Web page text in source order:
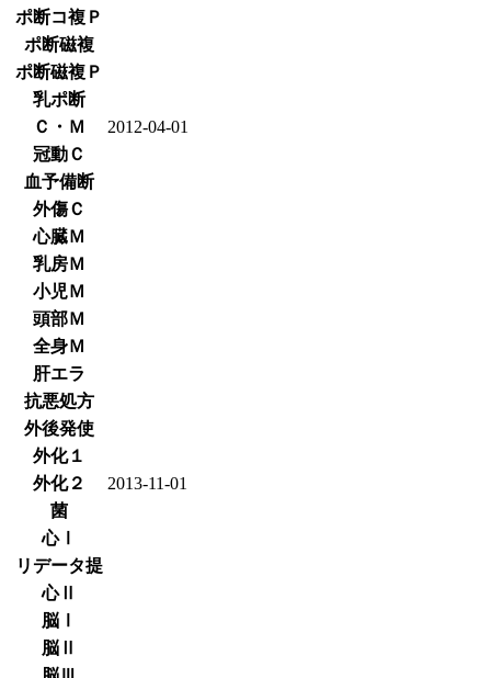
ポ断コ複Ｐ
ポ断磁複
ポ断磁複Ｐ
乳ポ断
Ｃ・Ｍ
2012-04-01
冠動Ｃ
血予備断
外傷Ｃ
心臓Ｍ
乳房Ｍ
小児Ｍ
頭部Ｍ
全身Ｍ
肝エラ
抗悪処方
外後発使
外化１
外化２
2013-11-01
菌
心Ⅰ
リデータ提
心Ⅱ
脳Ⅰ
脳Ⅱ